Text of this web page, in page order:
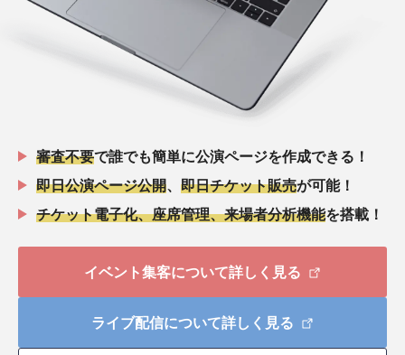
審査不要で誰でも簡単に公演ページを作成できる！
即日公演ページ公開、 即日チケット販売が可能！
チケット電子化、座席管理、来場者分析機能を搭載！
イベント集客について詳しく見る
ライブ配信について詳しく見る